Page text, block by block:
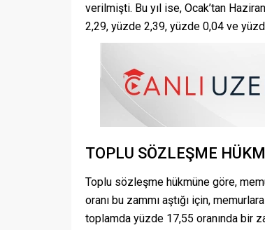
verilmişti. Bu yıl ise, Ocak’tan
2,29, yüzde 2,39, yüzde 0,04 ve
TOPLU SÖZLEŞME
Toplu sözleşme hükmüne göre,
oranı bu zammı aştığı için,
toplamda yüzde 17,55 oranında bir